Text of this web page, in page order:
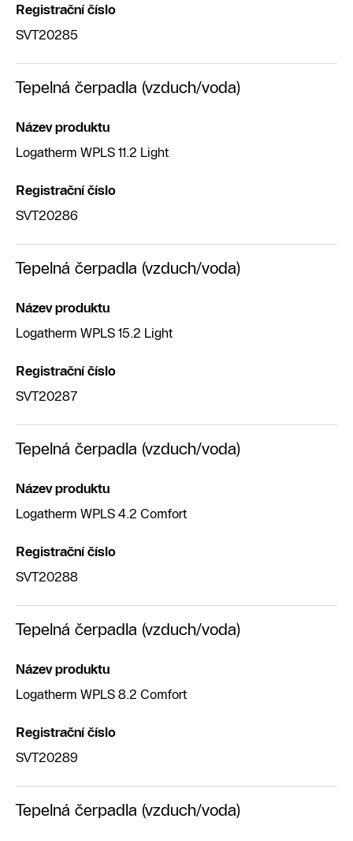
Registrační číslo
SVT20285
Tepelná čerpadla (vzduch/voda)
Název produktu
Logatherm WPLS 11.2 Light
Registrační číslo
SVT20286
Tepelná čerpadla (vzduch/voda)
Název produktu
Logatherm WPLS 15.2 Light
Registrační číslo
SVT20287
Tepelná čerpadla (vzduch/voda)
Název produktu
Logatherm WPLS 4.2 Comfort
Registrační číslo
SVT20288
Tepelná čerpadla (vzduch/voda)
Název produktu
Logatherm WPLS 8.2 Comfort
Registrační číslo
SVT20289
Tepelná čerpadla (vzduch/voda)